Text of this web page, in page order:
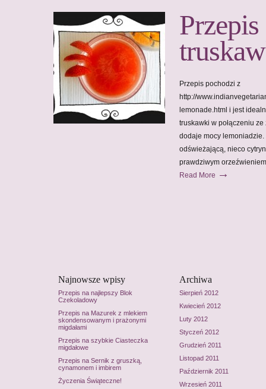
Przepis pochodzi z
http://
lemonade.html i jest
truskawki w połączeniu
dodaje mocy lemoniadzie.
odświeżającą, nieco
prawdziwym
Read More →
Najnowsze wpisy
Przepis na najlepszy Blok
Czekoladowy
Przepis na Mazurek z mlekiem
skondensowanym i prażonymi
migdałami
Przepis na szybkie Ciasteczka
migdałowe
Przepis na Sernik z gruszką,
cynamonem i imbirem
Życzenia Świąteczne!
Archiwa
Sierpień 2012
Kwiecień 2012
Luty 2012
Styczeń 2012
Grudzień 2011
Listopad 2011
Październik 2011
Wrzesień 2011